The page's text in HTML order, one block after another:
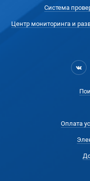
Система
Центр мониторинга и
Оплата